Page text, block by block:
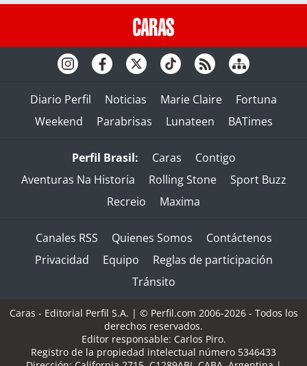
Diario Perfil Noticias Marie Claire
Fortuna
Weekend
Parabrisas Lunateen BATimes
Perfil Brasil: Caras
Contigo
Aventuras Na Historia
Rolling Stone
Sport Buzz
Recreio
Maxima
Canales RSS Quienes Somos
Contáctenos
Privacidad
Equipo
Reglas de participación
Tránsito
Caras - Editorial Perfil S.A. | © Perfil.com 2006-2026 - Todos los
derechos reservados.
Editor responsable: Carlos Piro.
Registro de la propiedad intelectual número 5346433